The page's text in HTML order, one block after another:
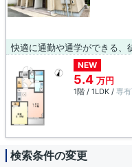
NEW
5.4 万円
1階 / 1LDK / 専
検索条件の変更